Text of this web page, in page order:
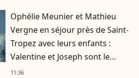
Ophélie Meunier et Mathieu
Vergne en séjour près de Saint-
Tropez avec leurs enfants :
Valentine et Joseph sont le
parfait mélange de leurs
11:36